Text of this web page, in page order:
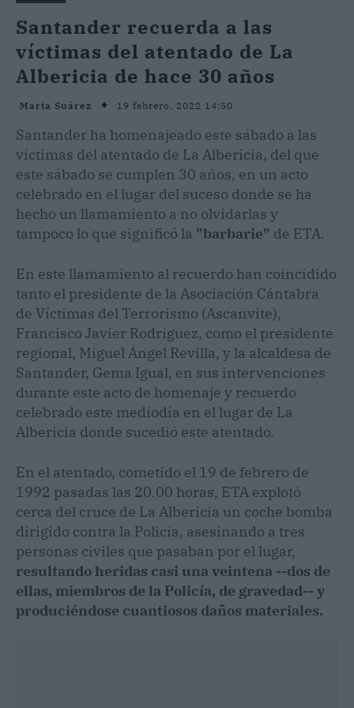
Santander recuerda a las
víctimas del atentado de La
Albericia de hace 30 años
Marta Suárez 19 febrero, 2022 14:50
Santander ha homenajeado este sábado a las
víctimas del atentado de La Albericia, del que
este sábado se cumplen 30 años, en un acto
celebrado en el lugar del suceso donde se ha
hecho un llamamiento a no olvidarlas y
tampoco lo que significó la "barbarie" de ETA.
En este llamamiento al recuerdo han coincidido
tanto el presidente de la Asociación Cántabra
de Víctimas del Terrorismo (Ascanvite),
Francisco Javier Rodríguez, como el presidente
regional, Miguel Ángel Revilla, y la alcaldesa de
Santander, Gema Igual, en sus intervenciones
durante este acto de homenaje y recuerdo
celebrado este mediodía en el lugar de La
Albericia donde sucedió este atentado.
En el atentado, cometido el 19 de febrero de
1992 pasadas las 20.00 horas, ETA explotó
cerca del cruce de La Albericia un coche bomba
dirigido contra la Policía, asesinando a tres
personas civiles que pasaban por el lugar,
resultando heridas casi una veintena --dos de
ellas, miembros de la Policía, de gravedad-- y
produciéndose cuantiosos daños materiales.